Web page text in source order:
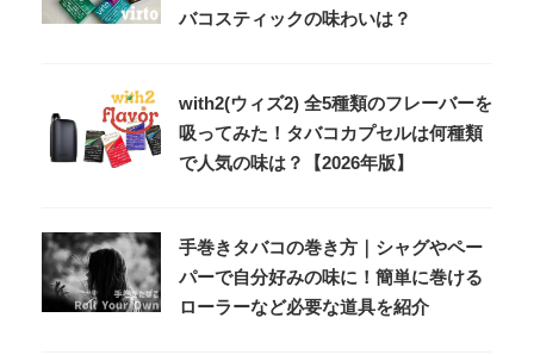
バコスティックの味わいは？
with2(ウィズ2) 全5種類のフレーバーを
吸ってみた！タバコカプセルは何種類
で人気の味は？【2026年版】
手巻きタバコの巻き方｜シャグやペー
パーで自分好みの味に！簡単に巻ける
ローラーなど必要な道具を紹介